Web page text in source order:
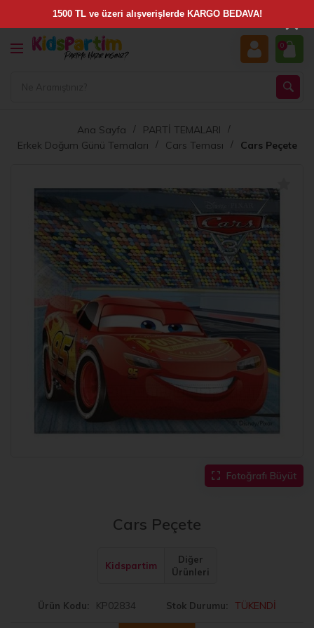
0
Ana Sayfa
PARTİ TEMALARI
Erkek Doğum Günü Temaları
Cars Teması Cars Peçete
Fotoğrafı Büyüt
Cars Peçete
Kidspartim
Diğer
Ürünleri
Ürün Kodu KP02834 Stok Durumu TÜKENDİ
×